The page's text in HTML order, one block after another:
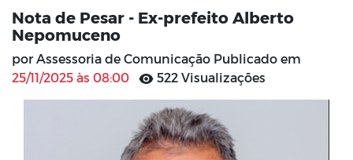
Nota de Pesar - Ex-prefeito Alberto
Nepomuceno
por Assessoria de Comunicação Publicado em
25/11/2025 às 08:00
522 Visualizações